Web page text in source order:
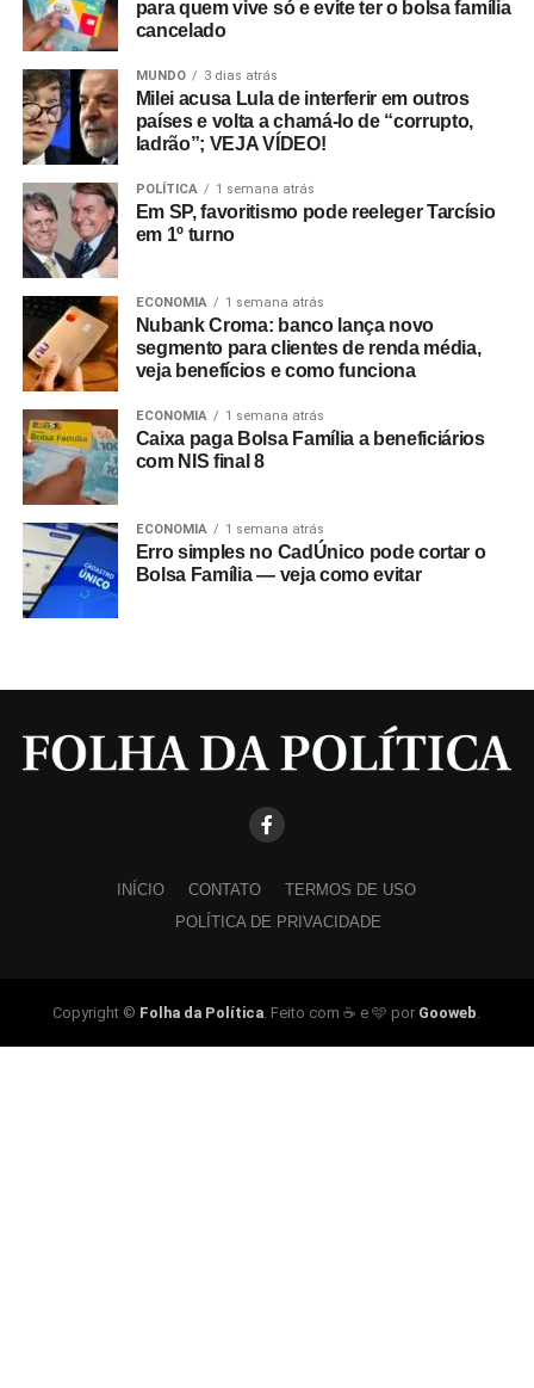
para quem vive só e evite ter o bolsa família
cancelado
MUNDO 3 dias atrás
Milei acusa Lula de interferir em outros
países e volta a chamá-lo de “corrupto,
ladrão”; VEJA VÍDEO!
POLÍTICA 1 semana atrás
Em SP, favoritismo pode reeleger Tarcísio
em 1º turno
ECONOMIA 1 semana atrás
Nubank Croma: banco lança novo
segmento para clientes de renda média,
veja benefícios e como funciona
ECONOMIA 1 semana atrás
Caixa paga Bolsa Família a beneficiários
com NIS final 8
ECONOMIA 1 semana atrás
Erro simples no CadÚnico pode cortar o
Bolsa Família — veja como evitar
INÍCIO CONTATO
TERMOS DE USO
POLÍTICA DE PRIVACIDADE
Copyright © Folha da Política. Feito com ☕ e 🩵 por Gooweb.